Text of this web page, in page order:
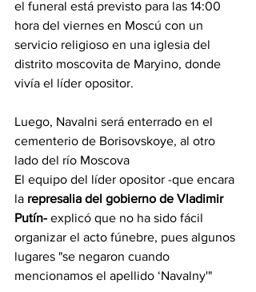
el funeral está previsto para las 14:00
hora del viernes en Moscú con un
servicio religioso en una iglesia del
distrito moscovita de Maryino, donde
vivía el líder opositor.
Luego, Navalni será enterrado en el
cementerio de Borisovskoye, al otro
lado del río Moscova
El equipo del líder opositor -que encara
la represalia del gobierno de Vladimir
Putín- explicó que no ha sido fácil
organizar el acto fúnebre, pues algunos
lugares "se negaron cuando
mencionamos el apellido ‘Navalny'"